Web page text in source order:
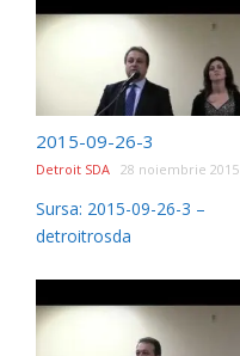
2015-09-26-3
Detroit SDA 28 noiembrie 2015
Sursa: 2015-09-26-3 –
detroitrosda